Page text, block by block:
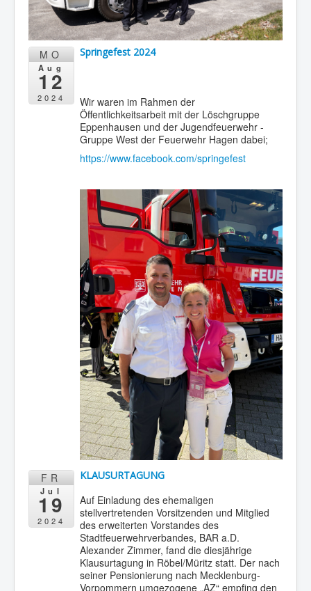
MO
Aug
12
2024
Springefest 2024
Wir waren im Rahmen der
Öffentlichkeitsarbeit mit der Löschgruppe
Eppenhausen und der Jugendfeuerwehr -
Gruppe West der Feuerwehr Hagen dabei;
https://www.facebook.com/springefest
FR
Jul
19
2024
KLAUSURTAGUNG
Auf Einladung des ehemaligen
stellvertretenden Vorsitzenden und Mitglied
des erweiterten Vorstandes des
Stadtfeuerwehrverbandes, BAR a.D.
Alexander Zimmer, fand die diesjährige
Klausurtagung in Röbel/Müritz statt. Der nach
seiner Pensionierung nach Mecklenburg-
Vorpommern umgezogene „AZ“ empfing den